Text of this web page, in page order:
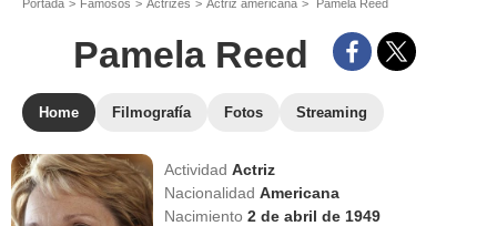
Portada Famosos Actrizes Actriz americana Pamela Reed
Pamela Reed
Home Filmografía Fotos Streaming
ActividadActriz
NacionalidadAmericana
Nacimiento2 de abril de 1949